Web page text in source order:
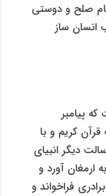
صلح و دوستی
انسان ساز
پیامبر
کریم و با
دیگر انبیای
ارمغان آورد و
فراخواند و